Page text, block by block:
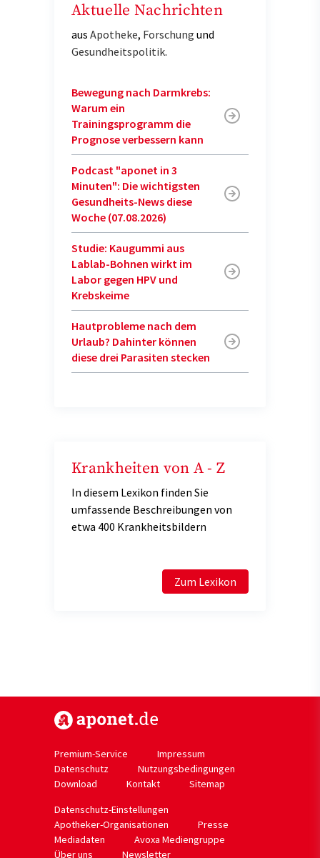
Aktuelle Nachrichten
aus Apotheke, Forschung und
Gesundheitspolitik.
Bewegung nach Darmkrebs:
Warum ein
Trainingsprogramm die
Prognose verbessern kann
Podcast "aponet in 3
Minuten": Die wichtigsten
Gesundheits-News diese
Woche (07.08.2026)
Studie: Kaugummi aus
Lablab-Bohnen wirkt im
Labor gegen HPV und
Krebskeime
Hautprobleme nach dem
Urlaub? Dahinter können
diese drei Parasiten stecken
Krankheiten von A - Z
In diesem Lexikon finden Sie
umfassende Beschreibungen von
etwa 400 Krankheitsbildern
Zum Lexikon
Premium-Service
Impressum
Datenschutz
Nutzungsbedingungen
Download
Kontakt
Sitemap
Datenschutz-Einstellungen
Apotheker-Organisationen
Presse
Mediadaten
Avoxa Mediengruppe
Über uns
Newsletter